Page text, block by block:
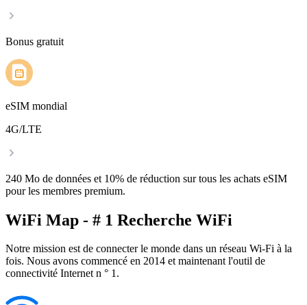
Bonus gratuit
eSIM mondial
4G/LTE
240 Mo de données et 10% de réduction sur tous les achats eSIM
pour les membres premium.
WiFi Map - # 1 Recherche WiFi
Notre mission est de connecter le monde dans un réseau Wi-Fi à la
fois. Nous avons commencé en 2014 et maintenant l'outil de
connectivité Internet n ° 1.